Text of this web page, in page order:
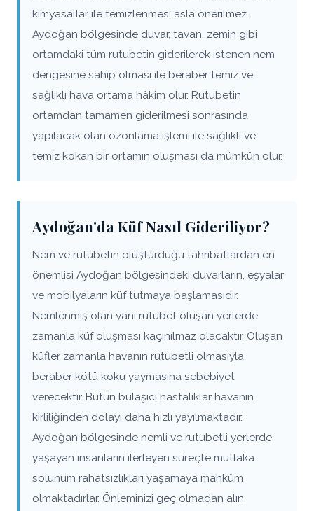
kimyasallar ile temizlenmesi asla önerilmez.
Aydoğan bölgesinde duvar, tavan, zemin gibi
ortamdaki tüm rutubetin giderilerek istenen nem
dengesine sahip olması ile beraber temiz ve
sağlıklı hava ortama hâkim olur. Rutubetin
ortamdan tamamen giderilmesi sonrasında
yapılacak olan ozonlama işlemi ile sağlıklı ve
temiz kokan bir ortamın oluşması da mümkün olur.
Aydoğan'da Küf Nasıl Gideriliyor?
Nem ve rutubetin oluşturduğu tahribatlardan en
önemlisi Aydoğan bölgesindeki duvarların, eşyalar
ve mobilyaların küf tutmaya başlamasıdır.
Nemlenmiş olan yani rutubet oluşan yerlerde
zamanla küf oluşması kaçınılmaz olacaktır. Oluşan
küfler zamanla havanın rutubetli olmasıyla
beraber kötü koku yaymasına sebebiyet
verecektir. Bütün bulaşıcı hastalıklar havanın
kirliliğinden dolayı daha hızlı yayılmaktadır.
Aydoğan bölgesinde nemli ve rutubetli yerlerde
yaşayan insanların ilerleyen süreçte mutlaka
solunum rahatsızlıkları yaşamaya mahkûm
olmaktadırlar. Önleminizi geç olmadan alın,